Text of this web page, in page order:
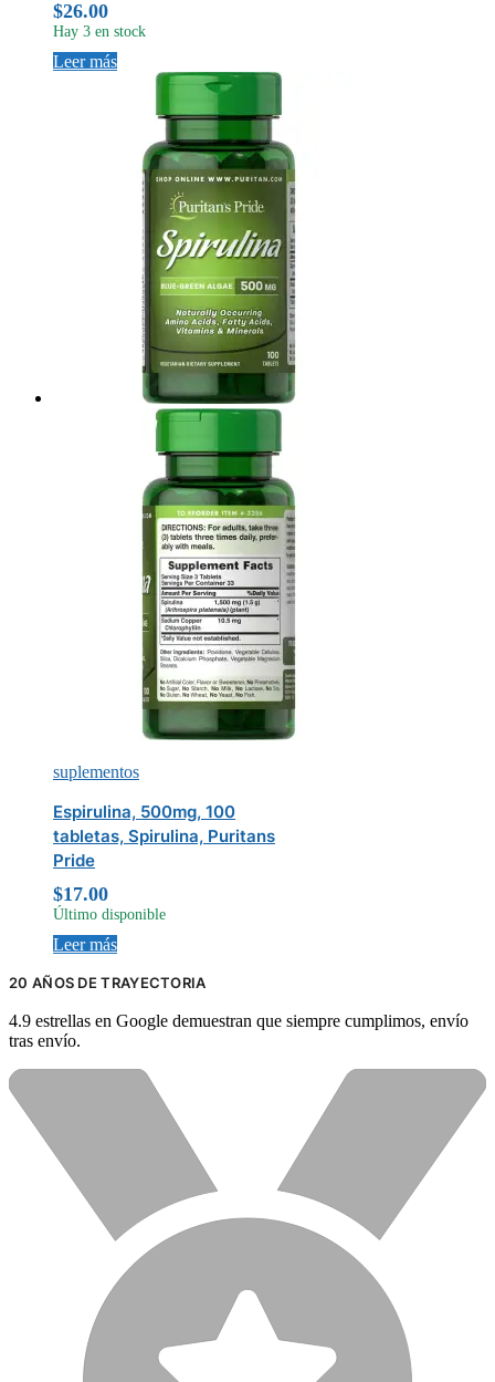
$26.00
Hay 3 en stock
Leer más
suplementos
Espirulina, 500mg, 100
tabletas, Spirulina, Puritans
Pride
$17.00
Último disponible
Leer más
20 AÑOS DE TRAYECTORIA
4.9 estrellas en Google demuestran que siempre cumplimos, envío
tras envío.